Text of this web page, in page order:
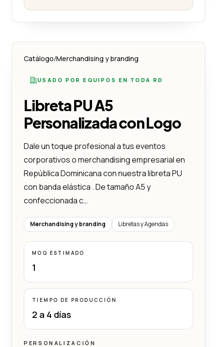
Catálogo/Merchandising y branding
USADO POR EQUIPOS EN TODA RD
Libreta PU A5
Personalizada con Logo
Dale un toque profesional a tus eventos
corporativos o merchandising empresarial en
República Dominicana con nuestra libreta PU
con banda elástica . De tamaño A5 y
confeccionada c…
Merchandising y branding Libretas y Agendas
MOQ ESTIMADO
1
TIEMPO DE PRODUCCIÓN
2 a 4 días
PERSONALIZACIÓN